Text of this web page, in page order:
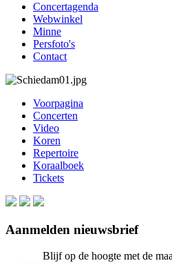
Concertagenda
Webwinkel
Minne
Persfoto's
Contact
Voorpagina
Concerten
Video
Koren
Repertoire
Koraalboek
Tickets
Aanmelden nieuwsbrief
Blijf op de hoogte met de